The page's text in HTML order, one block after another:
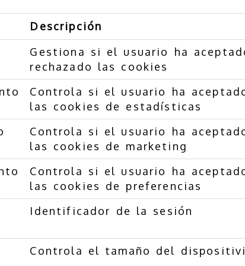
Descripción
Gestiona si el usuario ha
rechazado las cookies
Controla si el usuario ha
las cookies de estadísticas
Controla si el usuario ha
las cookies de marketing
Controla si el usuario ha
las cookies de preferencias
Identificador de la sesión
Controla el tamaño del